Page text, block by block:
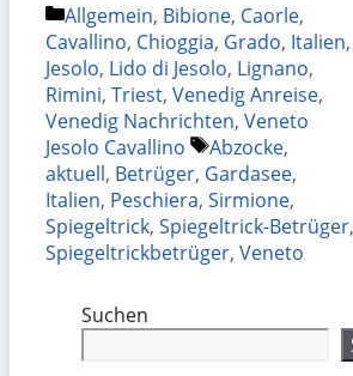
Kategorien
Allgemein, Bibione, Caorle,
Cavallino, Chioggia, Grado, Italien,
Jesolo, Lido di Jesolo, Lignano,
Rimini, Triest, Venedig Anreise,
Venedig Nachrichten, Veneto
Jesolo Cavallino
Schlagwörter
Abzocke,
aktuell, Betrüger, Gardasee,
Italien, Peschiera, Sirmione,
Spiegeltrick, Spiegeltrick-Betrüger,
Spiegeltrickbetrüger, Veneto
Suchen